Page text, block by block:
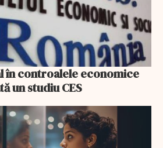
în controalele economice
un studiu CES